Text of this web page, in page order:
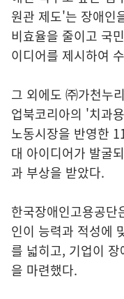
원관 제도'는 장애인
비효율을 줄이고 국
이디어를 제시하여
그 외에도 ㈜가천누
업북코리아의 '치과
노동시장을 반영한
대 아이디어가 발굴
과 부상을 받았다.
한국장애인고용공단
인이 능력과 적성에
를 넓히고, 기업이
을 마련했다.